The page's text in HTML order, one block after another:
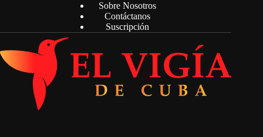
Sobre Nosotros
Contáctanos
Suscripción